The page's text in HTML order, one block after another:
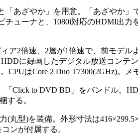
あざやか」を用意。「あざやか」
ューナと、1080i対応のHDMI出力
2倍速、2層が1倍速で、前モデル
に録画したデジタル放送コンテ
はCore 2 Duo T7300(2GHz)。メ
「Click to DVD BD」をバンドル。
する。
型)を装備。外形寸法は
ンが付属する。